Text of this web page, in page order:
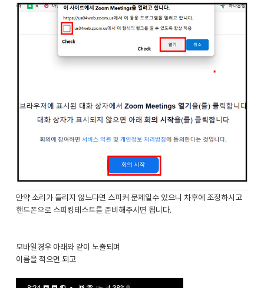
만약 소리가 들리지 않느다면 스피커 문제일수 있으니 차후에 조정하시고
핸드폰으로 스피킹테스트를 준비해주시면 됩니다.
모바일경우 아래와 같이 노출되며
이름을 적으면 되고 ​